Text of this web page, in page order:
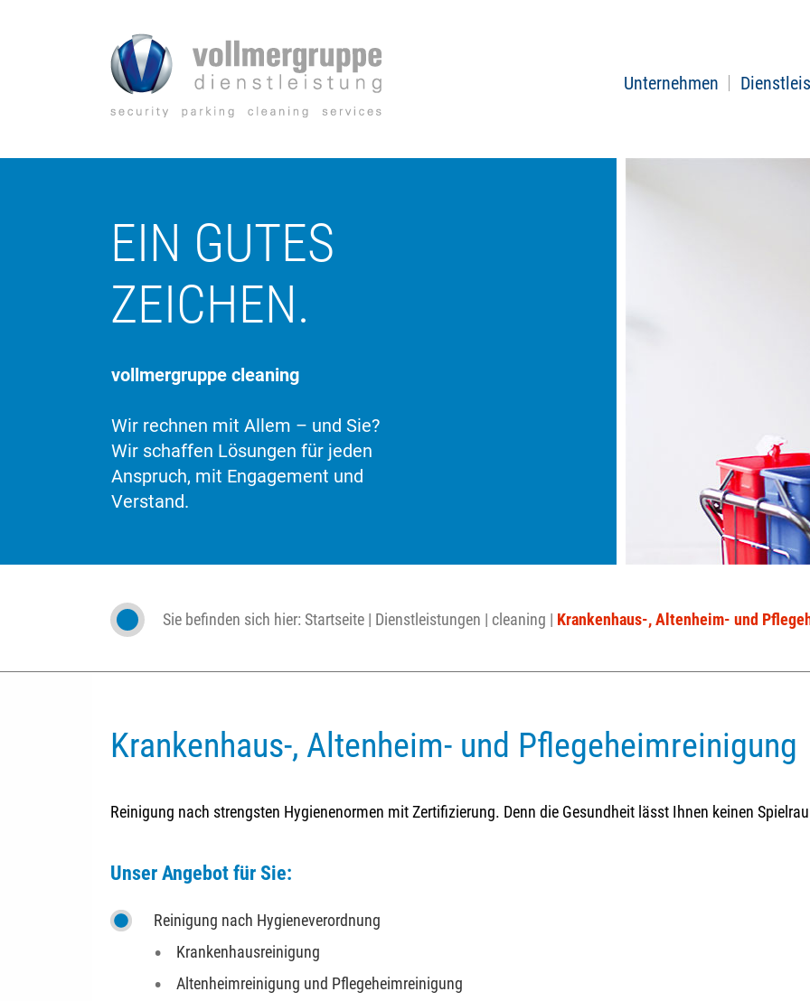
Unternehmen
EIN GUTES
ZEICHEN.
vollmergruppe cleaning
Wir rechnen mit Allem – und Sie?
Wir schaffen Lösungen für jeden
Anspruch, mit Engagement und
Verstand.
Sie befinden sich hier: Startseite | Dienstleistungen | cleaning | Krankenhaus-, Altenheim- und
Krankenhaus-, Altenheim- und Pflegeheimreinigung
Reinigung nach strengsten Hygienenormen mit Zertifizierung. Denn die Gesundheit lässt Ihnen keinen
Unser Angebot für Sie:
Reinigung nach Hygieneverordnung
Krankenhausreinigung
Altenheimreinigung und Pflegeheimreinigung